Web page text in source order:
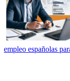
empleo españolas